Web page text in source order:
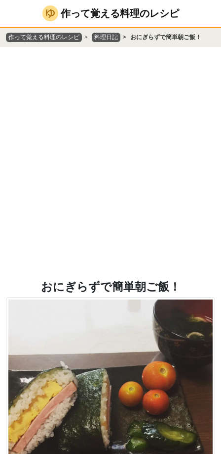
作って覚える料理のレシピ
作って覚える料理のレシピ 料理日記 おにぎらずで簡単朝ご飯！
おにぎらずで簡単朝ご飯！